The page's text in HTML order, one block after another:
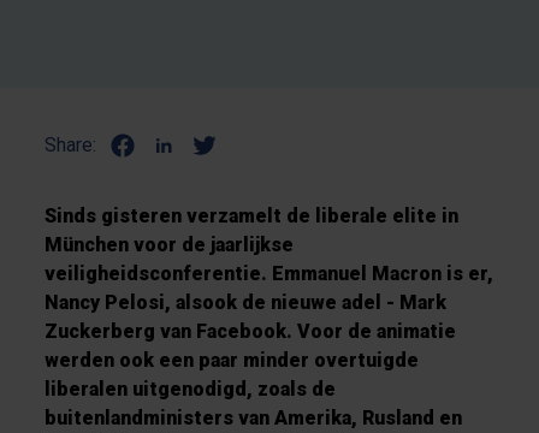
Share:
Sinds gisteren verzamelt de liberale elite in
München voor de jaarlijkse
veiligheidsconferentie. Emmanuel Macron is er,
Nancy Pelosi, alsook de nieuwe adel - Mark
Zuckerberg van Facebook. Voor de animatie
werden ook een paar minder overtuigde
liberalen uitgenodigd, zoals de
buitenlandministers van Amerika, Rusland en